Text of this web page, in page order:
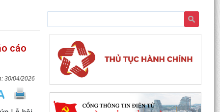
cáo
30/04/2026